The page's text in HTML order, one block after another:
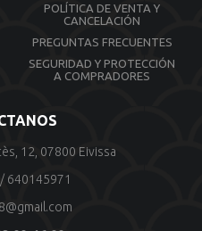
POLÍTICA DE VENTA Y
CANCELACIÓN
PREGUNTAS FRECUENTES
SEGURIDAD Y PROTECCIÓN
A COMPRADORES
12, 07800 Eivissa
/ 640145971